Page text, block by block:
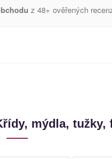
z 48+ ověřených
mýdla, tužky,